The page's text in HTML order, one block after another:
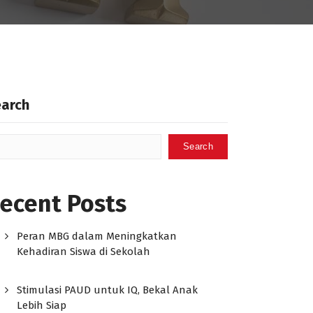
Search
Posts
Peran MBG dalam Meningkatkan
Kehadiran Siswa di Sekolah
Stimulasi PAUD untuk IQ, Bekal Anak
Lebih Siap